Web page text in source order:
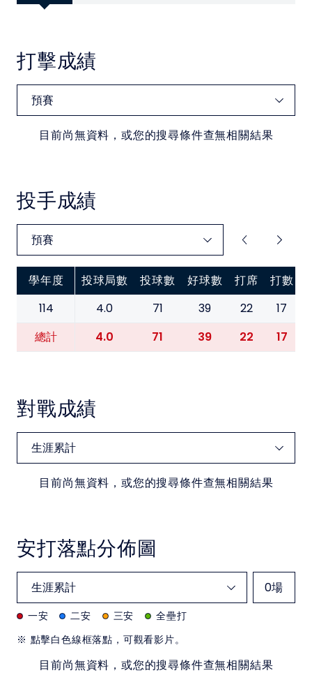
打擊成績
目前尚無資料，或您的搜尋條件查無相關結果
投手成績
學年度 投球局數 投球數 好球數 打席 打數
114 4.0 71 39 22 17
總計 4.0 71 39 22 17
對戰成績
目前尚無資料，或您的搜尋條件查無相關結果
安打落點分佈圖
0場
一安 二安 三安
全壘打
※ 點擊白色線框落點，可觀看影片。
目前尚無資料，或您的搜尋條件查無相關結果